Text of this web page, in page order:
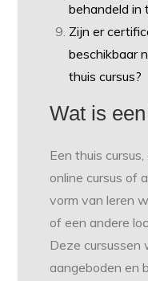
behandeld in
Zijn er
beschikbaar
thuis cursus?
Wat is
Een thuis
online cursus of
vorm van leren
of een andere
Deze cursussen
aangeboden en